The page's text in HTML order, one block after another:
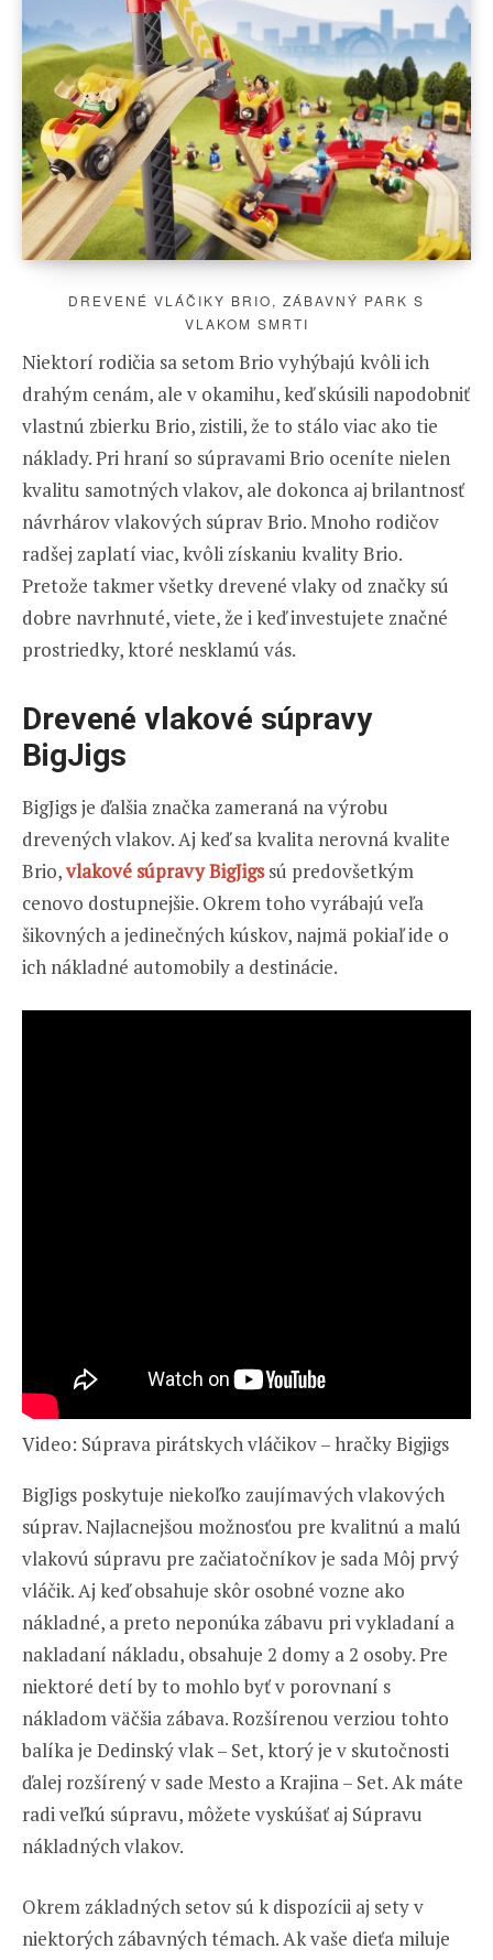
DREVENÉ VLÁČIKY BRIO, ZÁBAVNÝ PARK S
VLAKOM SMRTI
Niektorí rodičia sa setom Brio vyhýbajú kvôli ich
drahým cenám, ale v okamihu, keď skúsili napodobniť
vlastnú zbierku Brio, zistili, že to stálo viac ako tie
náklady. Pri hraní so súpravami Brio oceníte nielen
kvalitu samotných vlakov, ale dokonca aj brilantnosť
návrhárov vlakových súprav Brio. Mnoho rodičov
radšej zaplatí viac, kvôli získaniu kvality Brio.
Pretože takmer všetky drevené vlaky od značky sú
dobre navrhnuté, viete, že i keď investujete značné
prostriedky, ktoré nesklamú vás.
Drevené vlakové súpravy
BigJigs
BigJigs je ďalšia značka zameraná na výrobu
drevených vlakov. Aj keď sa kvalita nerovná kvalite
Brio,vlakové súpravy BigJigssú predovšetkým
cenovo dostupnejšie. Okrem toho vyrábajú veľa
šikovných a jedinečných kúskov, najmä pokiaľ ide o
ich nákladné automobily a destinácie.
Video: Súprava pirátskych vláčikov – hračky Bigjigs
BigJigs poskytuje niekoľko zaujímavých vlakových
súprav. Najlacnejšou možnosťou pre kvalitnú a malú
vlakovú súpravu pre začiatočníkov je sada Môj prvý
vláčik. Aj keď obsahuje skôr osobné vozne ako
nákladné, a preto neponúka zábavu pri vykladaní a
nakladaní nákladu, obsahuje 2 domy a 2 osoby. Pre
niektoré detí by to mohlo byť v porovnaní s
nákladom väčšia zábava. Rozšírenou verziou tohto
balíka je Dedinský vlak – Set, ktorý je v skutočnosti
ďalej rozšírený v sade Mesto a Krajina – Set. Ak máte
radi veľkú súpravu, môžete vyskúšať aj Súpravu
nákladných vlakov.
Okrem základných setov sú k dispozícii aj sety v
niektorých zábavných témach. Ak vaše dieťa miluje